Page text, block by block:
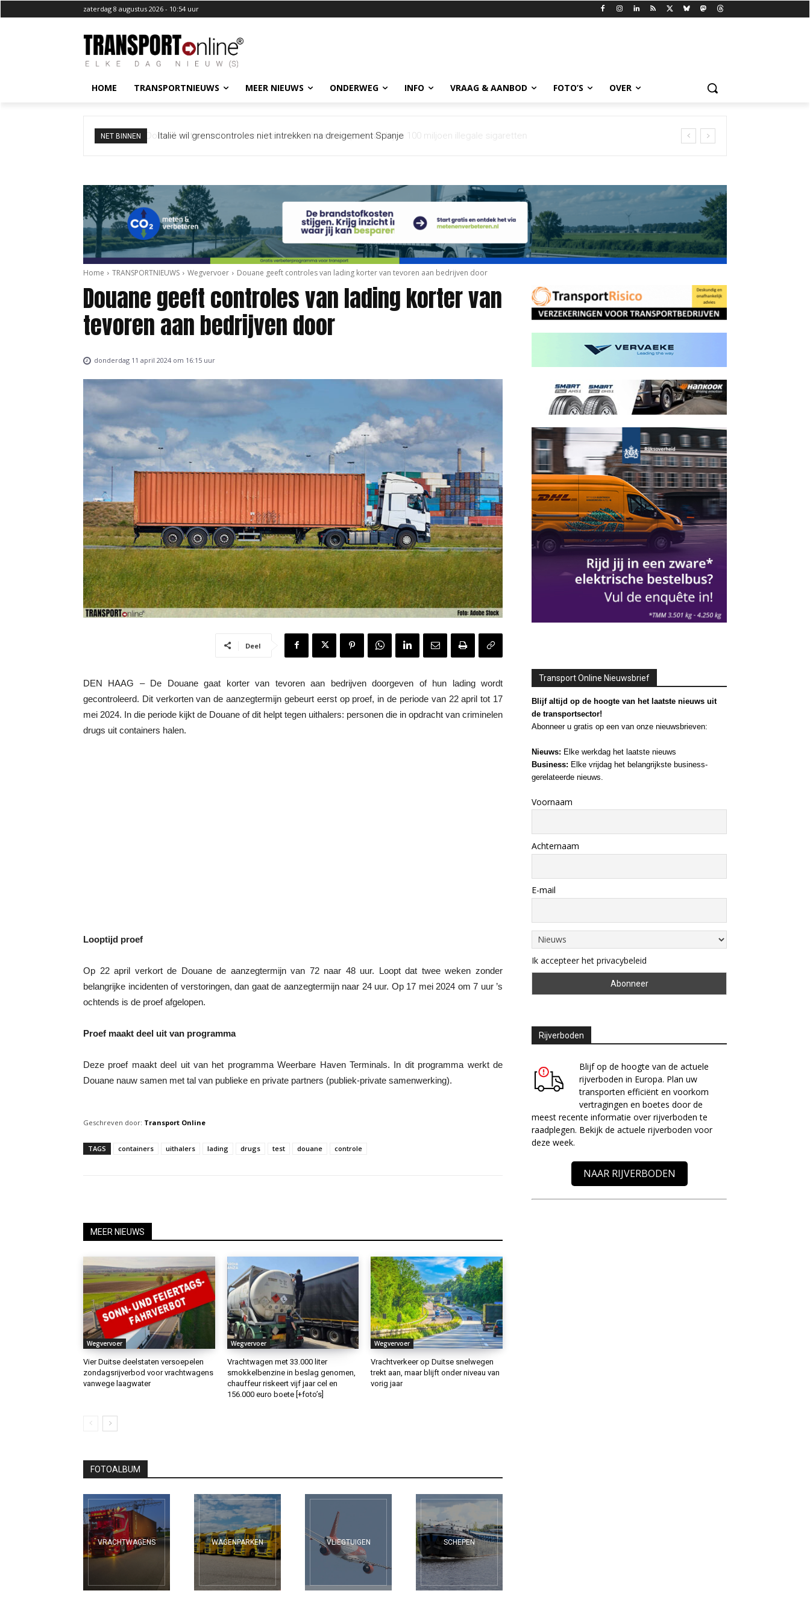
zaterdag 8 augustus 2026 - 10:54 uur
HOME TRANSPORTNIEUWS MEER NIEUWS ONDERWEG INFO VRAAG & AANBOD FOTO’S OVER
NET BINNEN Italië wil grenscontroles niet intrekken na dreigement Spanje
Home TRANSPORTNIEUWS Wegvervoer Douane geeft controles van lading korter van tevoren aan bedrijven door
Douane geeft controles van lading korter van
tevoren aan bedrijven door
donderdag 11 april 2024 om 16:15 uur
Deel
DEN HAAG – De Douane gaat korter van tevoren aan bedrijven doorgeven of hun lading wordt
gecontroleerd. Dit verkorten van de aanzegtermijn gebeurt eerst op proef, in de periode van 22 april tot 17
mei 2024. In die periode kijkt de Douane of dit helpt tegen uithalers: personen die in opdracht van criminelen
drugs uit containers halen.
Looptijd proef
Op 22 april verkort de Douane de aanzegtermijn van 72 naar 48 uur. Loopt dat twee weken zonder
belangrijke incidenten of verstoringen, dan gaat de aanzegtermijn naar 24 uur. Op 17 mei 2024 om 7 uur ’s
ochtends is de proef afgelopen.
Proef maakt deel uit van programma
Deze proef maakt deel uit van het programma Weerbare Haven Terminals. In dit programma werkt de
Douane nauw samen met tal van publieke en private partners (publiek-private samenwerking).
Geschreven door: Transport Online
TAGS containers uithalers lading drugs test douane controle
MEER NIEUWS
Wegvervoer
Vier Duitse deelstaten versoepelen
zondagsrijverbod voor vrachtwagens
vanwege laagwater
Wegvervoer
Vrachtwagen met 33.000 liter
smokkelbenzine in beslag genomen,
chauffeur riskeert vijf jaar cel en
156.000 euro boete [+foto’s]
Wegvervoer
Vrachtverkeer op Duitse snelwegen
trekt aan, maar blijft onder niveau van
vorig jaar
FOTOALBUM
VRACHTWAGENS WAGENPARKEN VLIEGTUIGEN SCHEPEN
Transport Online Nieuwsbrief
Blijf altijd op de hoogte van het laatste nieuws uit
de transportsector!
Abonneer u gratis op een van onze nieuwsbrieven:
Nieuws: Elke werkdag het laatste nieuws
Business: Elke vrijdag het belangrijkste business-
gerelateerde nieuws.
Voornaam
Achternaam
E-mail
Ik accepteer het privacybeleid
Rijverboden
Blijf op de hoogte van de actuele
rijverboden in Europa. Plan uw
transporten efficiënt en voorkom
vertragingen en boetes door de
meest recente informatie over rijverboden te
raadplegen. Bekijk de actuele rijverboden voor
deze week.
NAAR RIJVERBODEN